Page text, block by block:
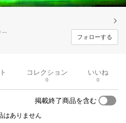
ー
フォローする
コレクション
0
いいね
0
掲載終了商品を含む
はありません